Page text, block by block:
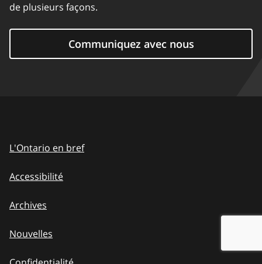
de plusieurs façons.
Communiquez avec nous
L'Ontario en bref
Accessibilité
Archives
Nouvelles